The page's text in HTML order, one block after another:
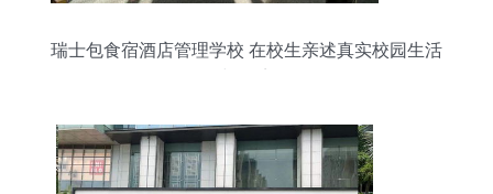
瑞士包食宿酒店管理学校 在校生亲述真实校园生活